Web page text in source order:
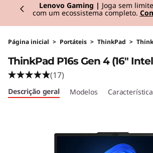
k
P
a
d
Lenovo Gaming | Joga sem
com um ecossistema completo.
Página inicial > Portáteis > ThinkPad >
ThinkPad P16s Gen 4 (16"
(17)
Descrição geral Modelos